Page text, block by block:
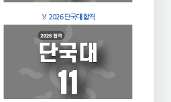
🏅 2026 단국대 합격